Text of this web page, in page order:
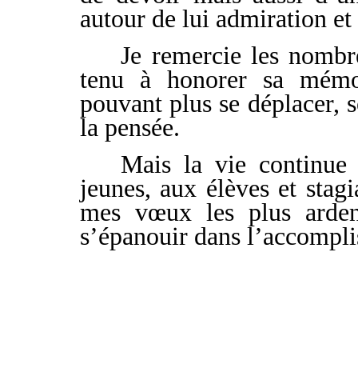
autour de lui admiration
Je remercie les
tenu à honorer sa
pouvant plus se déplacer,
la pensée.
Mais la vie
jeunes, aux élèves et
mes vœux les plus
s’épanouir dans